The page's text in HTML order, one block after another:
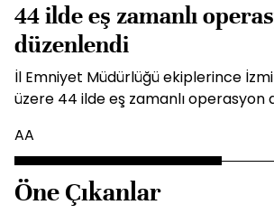
44 ilde eş zamanlı
düzenlendi
İl Emniyet Müdürlüğü ekiplerince
üzere 44 ilde eş zamanlı operasyon
AA
Öne Çıkanlar